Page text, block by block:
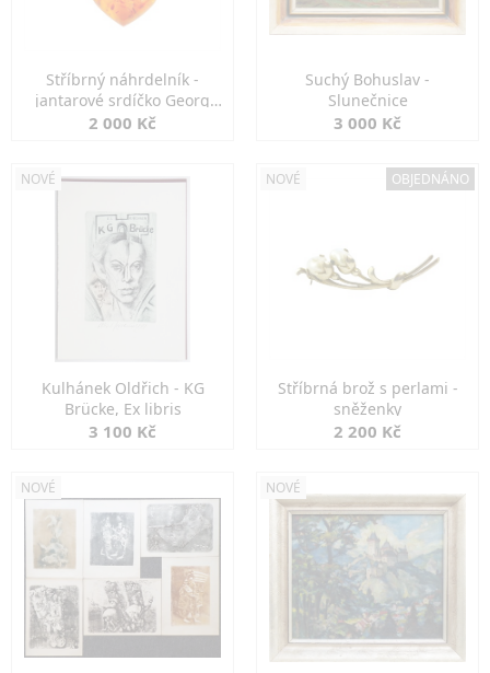
Stříbrný náhrdelník -
jantarové srdíčko Georg
Kramer
2 000 Kč
Suchý Bohuslav -
Slunečnice
3 000 Kč
NOVÉ
Kulhánek Oldřich - KG
Brücke, Ex libris
3 100 Kč
NOVÉ OBJEDNÁNO
Stříbrná brož s perlami -
sněženky
2 200 Kč
NOVÉ NOVÉ